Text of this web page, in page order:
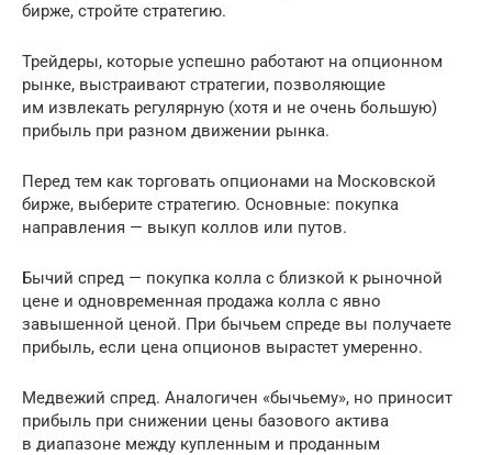
бирже, стройте стратегию.
Трейдеры, которые успешно работают на опционном
рынке, выстраивают стратегии, позволяющие
им извлекать регулярную (хотя и не очень большую)
прибыль при разном движении рынка.
Перед тем как торговать опционами на Московской
бирже, выберите стратегию. Основные: покупка
направления — выкуп коллов или путов.
Бычий спред — покупка колла с близкой к рыночной
цене и одновременная продажа колла с явно
завышенной ценой. При бычьем спреде вы получаете
прибыль, если цена опционов вырастет умеренно.
Медвежий спред. Аналогичен «бычьему», но приносит
прибыль при снижении цены базового актива
в диапазоне между купленным и проданным